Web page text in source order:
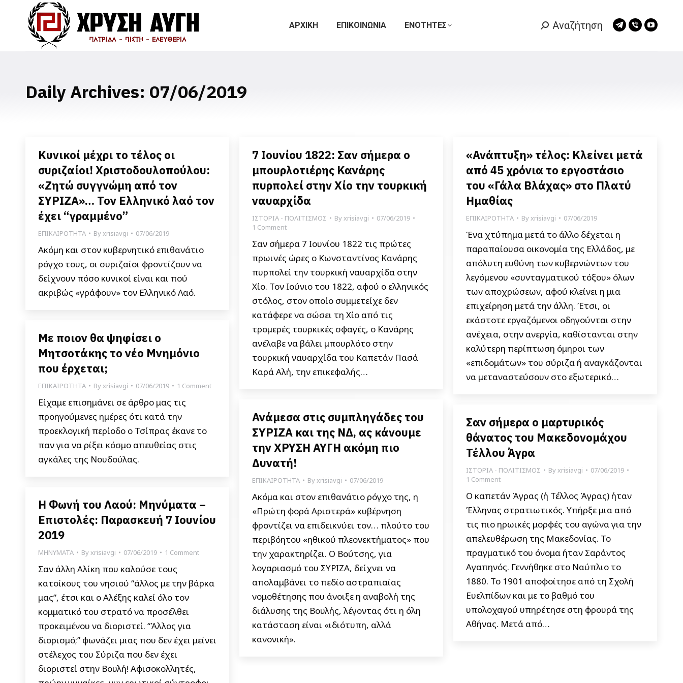
ΑΡΧΙΚΗ ΕΠΙΚΟΙΝΩΝΙΑ ΕΝΟΤΗΤΕΣ Search:
Αναζήτηση
Telegram
Viber
Daily Archives: 07/06/2019
Κυνικοί μέχρι το τέλος οι
συριζαίοι! Χριστοδουλοπούλου:
«Ζητώ συγγνώμη από τον
ΣΥΡΙΖΑ»… Τον Ελληνικό λαό τον
έχει “γραμμένο”
ΕΠΙΚΑΙΡΟΤΗΤΑ Byxrisiavgi 07/06/2019
Ακόμη και στον κυβερνητικό επιθανάτιο
ρόγχο τους, οι συριζαίοι φροντίζουν να
δείχνουν πόσο κυνικοί είναι και πού
ακριβώς «γράφουν» τον Ελληνικό Λαό.
7 Ιουνίου 1822: Σαν σήμερα ο
μπουρλοτιέρης Κανάρης
πυρπολεί στην Χίο την τουρκική
ναυαρχίδα
ΙΣΤΟΡΙΑ - ΠΟΛΙΤΙΣΜΟΣ Byxrisiavgi
07/06/2019
1 Comment
Σαν σήμερα 7 Ιουνίου 1822 τις πρώτες
πρωινές ώρες ο Κωνσταντίνος Κανάρης
πυρπολεί την τουρκική ναυαρχίδα στην
Χίο. Τον Ιούνιο του 1822, αφού ο ελληνικός
στόλος, στον οποίο συμμετείχε δεν
κατάφερε να σώσει τη Χίο από τις
τρομερές τουρκικές σφαγές, ο Κανάρης
ανέλαβε να βάλει μπουρλότο στην
τουρκική ναυαρχίδα του Καπετάν Πασά
Καρά Αλή, την επικεφαλής…
«Ανάπτυξη» τέλος: Κλείνει μετά
από 45 χρόνια το εργοστάσιο
του «Γάλα Βλάχας» στο Πλατύ
Ημαθίας
ΕΠΙΚΑΙΡΟΤΗΤΑ Byxrisiavgi 07/06/2019
Ένα χτύπημα μετά το άλλο δέχεται η
παραπαίουσα οικονομία της Ελλάδος, με
απόλυτη ευθύνη των κυβερνώντων του
λεγόμενου «συνταγματικού τόξου» όλων
των αποχρώσεων, αφού κλείνει η μια
επιχείρηση μετά την άλλη. Έτσι, οι
εκάστοτε εργαζόμενοι οδηγούνται στην
ανέχεια, στην ανεργία, καθίστανται στην
καλύτερη περίπτωση όμηροι των
«επιδομάτων» του σύριζα ή αναγκάζονται
να μεταναστεύσουν στο εξωτερικό…
Με ποιον θα ψηφίσει ο
Μητσοτάκης το νέο Μνημόνιο
που έρχεται;
ΕΠΙΚΑΙΡΟΤΗΤΑ Byxrisiavgi 07/06/2019 1 Comment
Είχαμε επισημάνει σε άρθρο μας τις
προηγούμενες ημέρες ότι κατά την
προεκλογική περίοδο ο Τσίπρας έκανε το
παν για να ρίξει κόσμο απευθείας στις
αγκάλες της Νουδούλας.
Ανάμεσα στις συμπληγάδες του
ΣΥΡΙΖΑ και της ΝΔ, ας κάνουμε
την ΧΡΥΣΗ ΑΥΓΗ ακόμη πιο
Δυνατή!
ΕΠΙΚΑΙΡΟΤΗΤΑ Byxrisiavgi 07/06/2019
Ακόμα και στον επιθανάτιο ρόγχο της, η
«Πρώτη φορά Αριστερά» κυβέρνηση
φροντίζει να επιδεικνύει τον… πλούτο του
περιβόητου «ηθικού πλεονεκτήματος» που
την χαρακτηρίζει. Ο Βούτσης, για
λογαριασμό του ΣΥΡΙΖΑ, δείχνει να
απολαμβάνει το πεδίο αστραπιαίας
νομοθέτησης που άνοιξε η αναβολή της
διάλυσης της Βουλής, λέγοντας ότι η όλη
κατάσταση είναι «ιδιότυπη, αλλά
κανονική».
Σαν σήμερα ο μαρτυρικός
θάνατος του Μακεδονομάχου
Τέλλου Άγρα
ΙΣΤΟΡΙΑ - ΠΟΛΙΤΙΣΜΟΣ Byxrisiavgi
07/06/2019
1 Comment
Ο καπετάν Άγρας (ή Τέλλος Άγρας) ήταν
Έλληνας στρατιωτικός. Υπήρξε μια από
τις πιο ηρωικές μορφές του αγώνα για την
απελευθέρωση της Μακεδονίας. Το
πραγματικό του όνομα ήταν Σαράντος
Αγαπηνός. Γεννήθηκε στο Ναύπλιο το
1880. Το 1901 αποφοίτησε από τη Σχολή
Ευελπίδων και με το βαθμό του
υπολοχαγού υπηρέτησε στη φρουρά της
Αθήνας. Μετά από…
Η Φωνή του Λαού: Μηνύματα –
Επιστολές: Παρασκευή 7 Ιουνίου
2019
ΜΗΝΥΜΑΤΑ Byxrisiavgi 07/06/2019 1 Comment
Σαν άλλη Αλίκη που καλούσε τους
κατοίκους του νησιού “άλλος με την βάρκα
μας”, έτσι και ο Αλέξης καλεί όλο τον
κομματικό του στρατό να προσέλθει
προκειμένου να διοριστεί. “Άλλος για
διορισμό;” φωνάζει μιας που δεν έχει μείνει
στέλεχος του Σύριζα που δεν έχει
διοριστεί στην Βουλή! Αφισοκολλητές,